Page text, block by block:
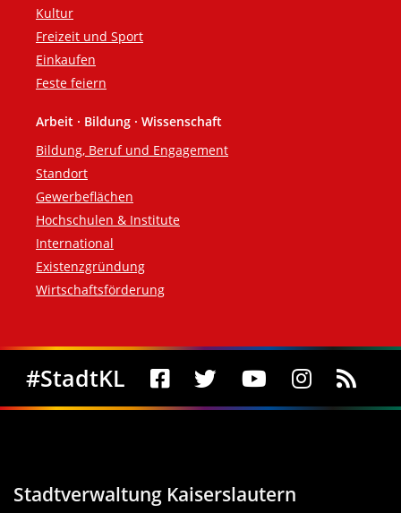
Kultur
Freizeit und Sport
Einkaufen
Feste feiern
Arbeit · Bildung · Wissenschaft
Bildung, Beruf und Engagement
Standort
Gewerbeflächen
Hochschulen & Institute
International
Existenzgründung
Wirtschaftsförderung
Social Media
#StadtKL
Stadtverwaltung Kaiserslautern